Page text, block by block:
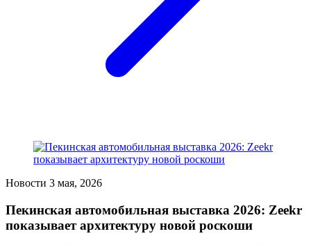
Новости 3 мая, 2026
Пекинская автомобильная выставка 2026: Zeekr
показывает архитектуру новой роскоши